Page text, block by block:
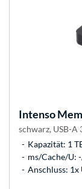
Intenso
schwarz, USB-A
Kapazität: 1
ms/Cache/U:
Anschluss: 1x